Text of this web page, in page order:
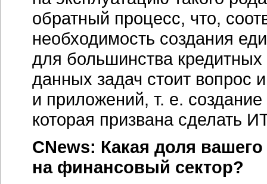
обратный процесс, что,
необходимость создания
для большинства
данных задач стоит вопрос
и приложений, т. е.
которая призвана сделать
CNews: Какая доля
на финансовый сектор?